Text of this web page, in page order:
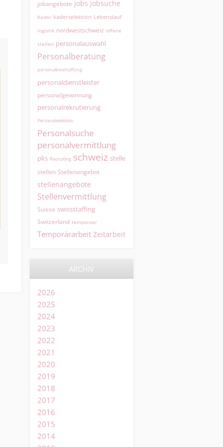
jobangebote jobs jobsuche
Kader kaderselektion Lebenslauf
logistik nordwestschweiz offene
stellen personalauswahl
Personalberatung
personalbeschaffung
personaldienstleister
personalgewinnung
personalrekrutierung
Personalselektion
Personalsuche
personalvermittlung
pks Recruiting schweiz stelle
stellen Stellenangebot
stellenangebote
Stellenvermittlung
Suisse swissstaffing
Switzerland temporaer
Temporärarbeit Zeitarbeit
ARCHIV
2026
2025
2024
2023
2022
2021
2020
2019
2018
2017
2016
2015
2014